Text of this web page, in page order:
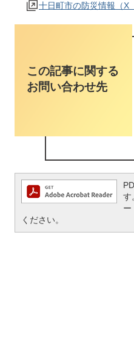
十日町市の防災情報（X
この記事に関する
お問い合わせ先
す
ー
ください。